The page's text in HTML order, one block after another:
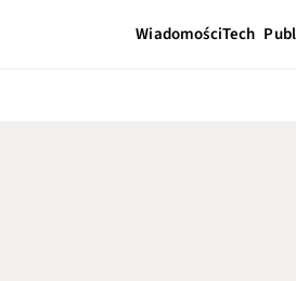
WiadomościTech